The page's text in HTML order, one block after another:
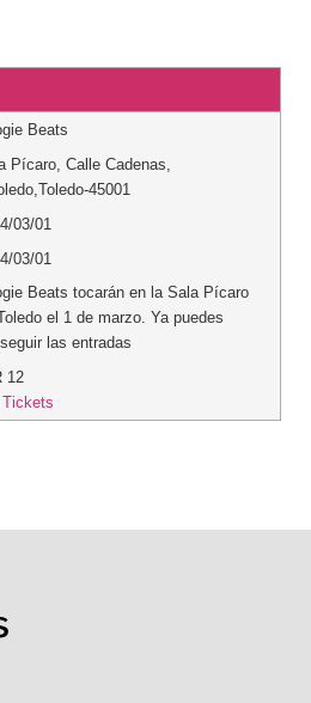
Beats
Pícaro, Calle Cadenas,
,Toledo-45001
03/01
03/01
Beats tocarán en la Sala Pícaro
el 1 de marzo. Ya puedes
las entradas
12
Tickets